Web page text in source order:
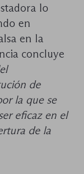
lo
en
en la
concluye
de
la que se
eficaz en el
de la